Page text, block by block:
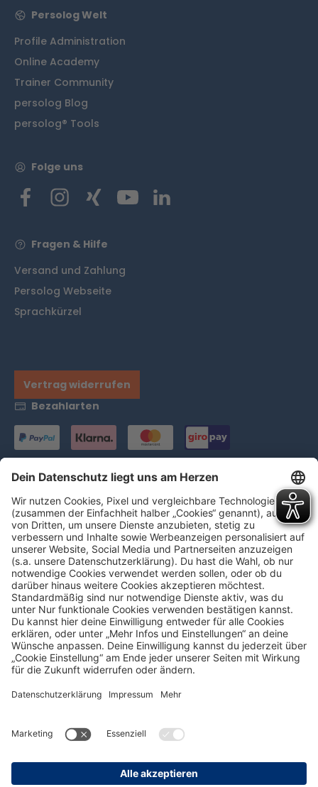
Persolog Welt
Profile Administration
Online Academy
Trainer Community
persolog Blog
persolog® Tools
Folge uns
Fragen & Hilfe
Versand und Zahlung
Persolog Webseite
Sprachkürzel
Vertrag widerrufen
Bezahlarten
Versand
* Alle Preise inklusive gesetzlicher Mehrwertsteuer zzgl.
Versandkostenund ggf. Nachnahmegebühren, wenn
nicht anders angegeben.
Ausgezeichnet